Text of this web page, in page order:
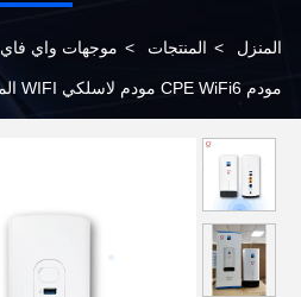
المنزل > المنتجات > موجهات واي فاي 5G